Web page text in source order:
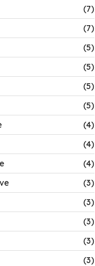
(7)
(7)
(5)
(5)
(5)
(5)
(4)
(4)
(4)
(3)
(3)
(3)
(3)
(3)